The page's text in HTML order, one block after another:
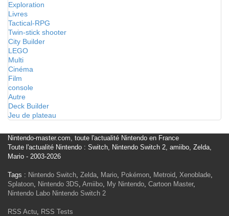
Exploration
Livres
Tactical-RPG
Twin-stick shooter
City Builder
LEGO
Multi
Cinéma
Film
console
Autre
Deck Builder
Jeu de plateau
Nintendo-master.com, toute l'actualité Nintendo en France
Toute l'actualité Nintendo : Switch, Nintendo Switch 2, amiibo, Zelda,
Mario - 2003-2026
Tags : Nintendo Switch, Zelda, Mario, Pokémon, Metroid, Xenoblade,
Splatoon, Nintendo 3DS, Amiibo, My Nintendo, Cartoon Master,
Nintendo Labo Nintendo Switch 2
RSS Actu, RSS Tests